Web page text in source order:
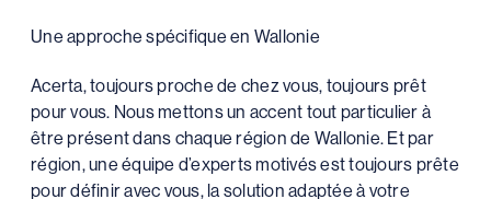
Une approche spécifique en Wallonie
Acerta, toujours proche de chez vous, toujours prêt
pour vous. Nous mettons un accent tout particulier à
être présent dans chaque région de Wallonie. Et par
région, une équipe d’experts motivés est toujours prête
pour définir avec vous, la solution adaptée à votre